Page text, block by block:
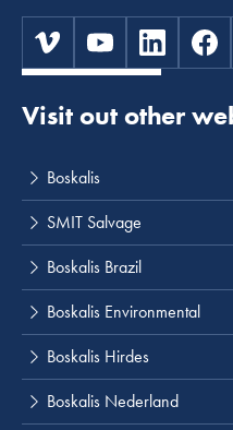
Visit out other
Boskalis
SMIT Salvage
Boskalis Brazil
Boskalis Environmental
Boskalis Hirdes
Boskalis Nederland